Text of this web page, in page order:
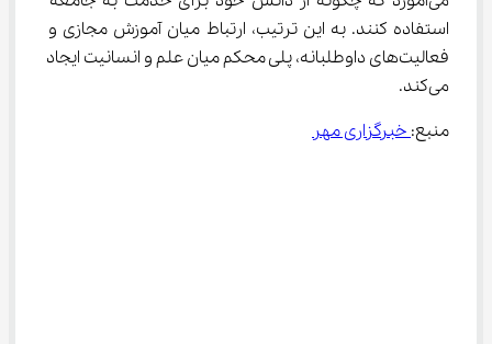
استفاده کنند. به این ترتیب، ارتباط میان آموزش مجازی و
فعالیت‌های داوطلبانه، پلی محکم میان علم و انسانیت ایجاد
می‌کند.
منبع: خبرگزاری مهر